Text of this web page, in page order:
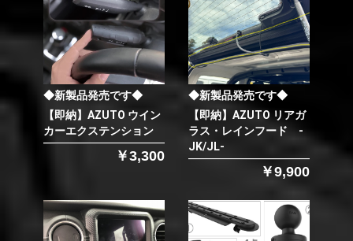
◆新製品発売です◆
【即納】AZUTO ウイン
カーエクステンション
￥3,300
◆新製品発売です◆
【即納】AZUTO リアガ
ラス・レインフード -
JK/JL-
￥9,900